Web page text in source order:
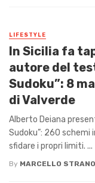
LIFESTYLE
In Sicilia fa
autore del
Sudoku”: 8
di Valverde
Alberto Deiana
Sudoku”: 260
sfidare i propri limiti. ...
By MARCELLO STRANO